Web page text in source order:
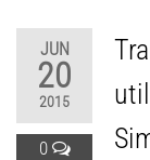
JUN
20
2015
0